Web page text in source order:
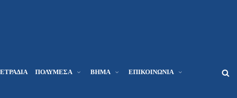
ΠΟΛΥΜΈΣΑ ΒΉΜΑ ΕΠΙΚΟΙΝΩΝΊΑ